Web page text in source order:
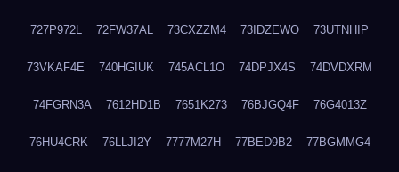
727P972L 72FW37AL 73CXZZM4 73IDZEWO 73UTNHIP
73VKAF4E 740HGIUK 745ACL1O 74DPJX4S 74DVDXRM
74FGRN3A 7612HD1B 7651K273 76BJGQ4F 76G4013Z
76HU4CRK 76LLJI2Y 7777M27H 77BED9B2 77BGMMG4